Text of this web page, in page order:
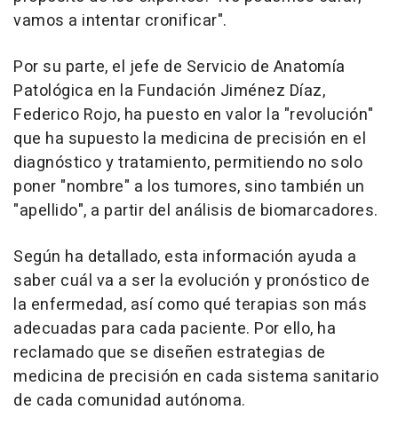
vamos a intentar cronificar".
Por su parte, el jefe de Servicio de Anatomía
Patológica en la Fundación Jiménez Díaz,
Federico Rojo, ha puesto en valor la "revolución"
que ha supuesto la medicina de precisión en el
diagnóstico y tratamiento, permitiendo no solo
poner "nombre" a los tumores, sino también un
"apellido", a partir del análisis de biomarcadores.
Según ha detallado, esta información ayuda a
saber cuál va a ser la evolución y pronóstico de
la enfermedad, así como qué terapias son más
adecuadas para cada paciente. Por ello, ha
reclamado que se diseñen estrategias de
medicina de precisión en cada sistema sanitario
de cada comunidad autónoma.